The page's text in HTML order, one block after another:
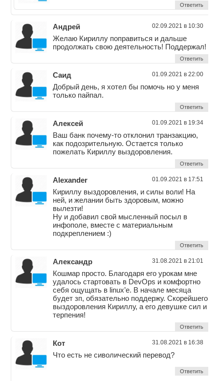
Ответить
Андрей 02.09.2021 в 10:30
Желаю Кириллу поправиться и дальше
продолжать свою деятельность! Поддержал!
Ответить
Саид 01.09.2021 в 22:00
Добрый день, я хотел бы помочь но у меня
только пайпал.
Ответить
Алексей 01.09.2021 в 19:34
Ваш банк почему-то отклонил транзакцию,
как подозрительную. Остается только
пожелать Кириллу выздоровления.
Ответить
Alexander 01.09.2021 в 17:51
Кириллу выздоровления, и силы воли! На
ней, и желании быть здоровым, можно
вылезти!
Ну и добавил свой мысленный посыл в
инфополе, вместе с материальным
подкреплением :)
Ответить
Александр 31.08.2021 в 21:01
Кошмар просто. Благодаря его урокам мне
удалось стартовать в DevOps и комфортно
себя ощущать в linux’e. В начале месяца
будет зп, обязательно поддержу. Скорейшего
выздоровления Кириллу, а его девушке сил и
терпения!
Ответить
Кот 31.08.2021 в 16:38
Что есть не сиволический перевод?
Ответить